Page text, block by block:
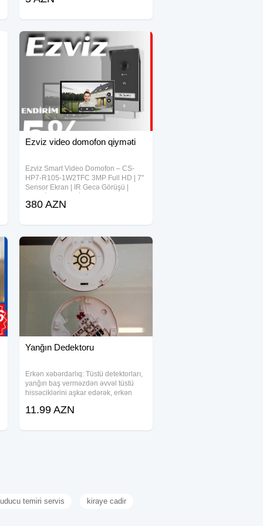
26.10azn
Ezviz video domofon qiyməti
Ezviz Smart Video Domofon – CS-
HP7-R105-1W2TFC 3MP Full HD | 7"
Sensor Ekran | IR Gecə Görüşü |
Qiymətlə! Ekran: 7 düymlük rəngli
görüntü IR Gecə
380 AZN
Yanğın Dedektoru
Erkən xəbərdarlıq: Tüstü detektorları,
yanğın baş verməzdən əvvəl tüstü
hissəciklərini aşkar edərək, erkən
insanların təxliyə edilməsini və
Sürətli
11.99 AZN
temiri servis kiraye cadir